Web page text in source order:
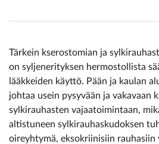
Tärkein kserostomian ja
on syljenerityksen hermostollista
lääkkeiden käyttö. Pään ja kaulan
johtaa usein pysyvään ja vakavaan
sylkirauhasten vajaatoimintaan,
altistuneen sylkirauhaskudoksen
oireyhtymä, eksokriinisiin rauhasiin